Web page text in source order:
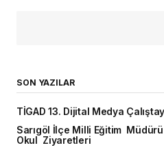
SON YAZILAR
TİGAD 13. Dijital Medya
Sarıgöl İlçe Milli Eğitim Müdürü
Okul Ziyaretleri